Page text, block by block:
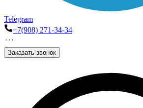
Telegram
+7(908) 271-34-34
Заказать звонок